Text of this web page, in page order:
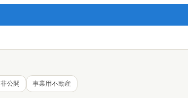
非公開 事業用不動産